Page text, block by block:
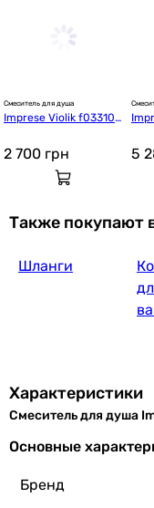
Смеситель для душа
Imprese Violik f033108
2 700 грн 5
Также покупают
Шланги
Характеристики
Смеситель для душа
Основные
Бренд